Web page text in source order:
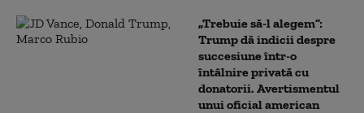
„Trebuie să-l alegem”:
Trump dă indicii despre
succesiune într-o
întâlnire privată cu
donatorii. Avertismentul
unui oficial american